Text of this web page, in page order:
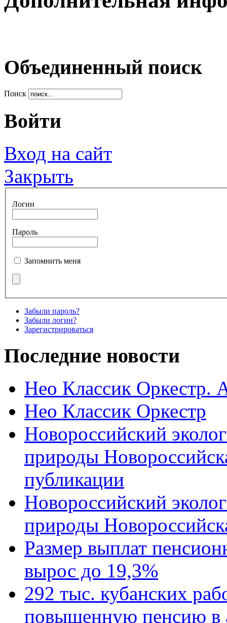
Объединенный поиск
Поиск
Войти
Вход на сайт
Закрыть
Логин
Пароль
Запомнить меня
Забыли пароль?
Забыли логин?
Зарегистрироваться
Последние новости
Нео Классик Оркестр.
Нео Классик Оркестр
Новороссийский
природы
публикации
Новороссийский
природы
Размер выплат
вырос до 19,3%
292 тыс. кубанских
повышенную пенсию в